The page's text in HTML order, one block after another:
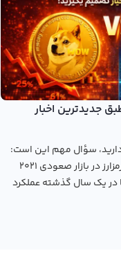
جدیدترین اخبار
سؤال مهم این است:
دوج بخریم یا سولانا؟ هر دو رمزارز در بازار صعودی ۲۰۲۱
در یک سال گذشته عملکرد